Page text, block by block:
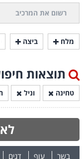
מלח ביצה
תוצאות
טחינה וניל
בשר עוף דגים